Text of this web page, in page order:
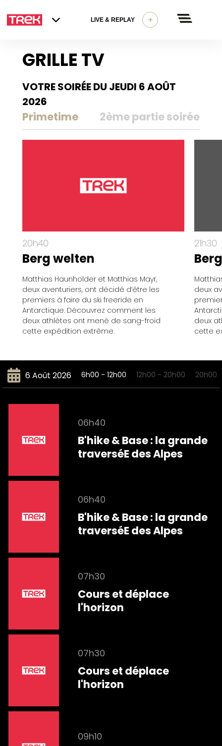
LIVE & REPLAY +
GRILLE TV
VOTRE SOIRÉE DU JEUDI 6 AOÛT
2026
Primetime 2ème partie soirée
20h40
Berg welten
Matthias Haunholder et Matthias Mayr,
deux aventuriers, ont décidé d’être les
premiers à faire du ski freeride en
Antarctique. Découvrez comment les
deux athlètes ont mené de sang-froid
cette expédition extrême.
21h30
deux
deux
cette
6 Août 2026 6h00 - 12h00 12h00 - 20h00 20h00
06h40
B'hike & Base : la grande
traverséE des Alpes
06h40
B'hike & Base : la grande
traverséE des Alpes
07h30
Cours et déplace
l'horizon
07h30
Cours et déplace
l'horizon
09h10